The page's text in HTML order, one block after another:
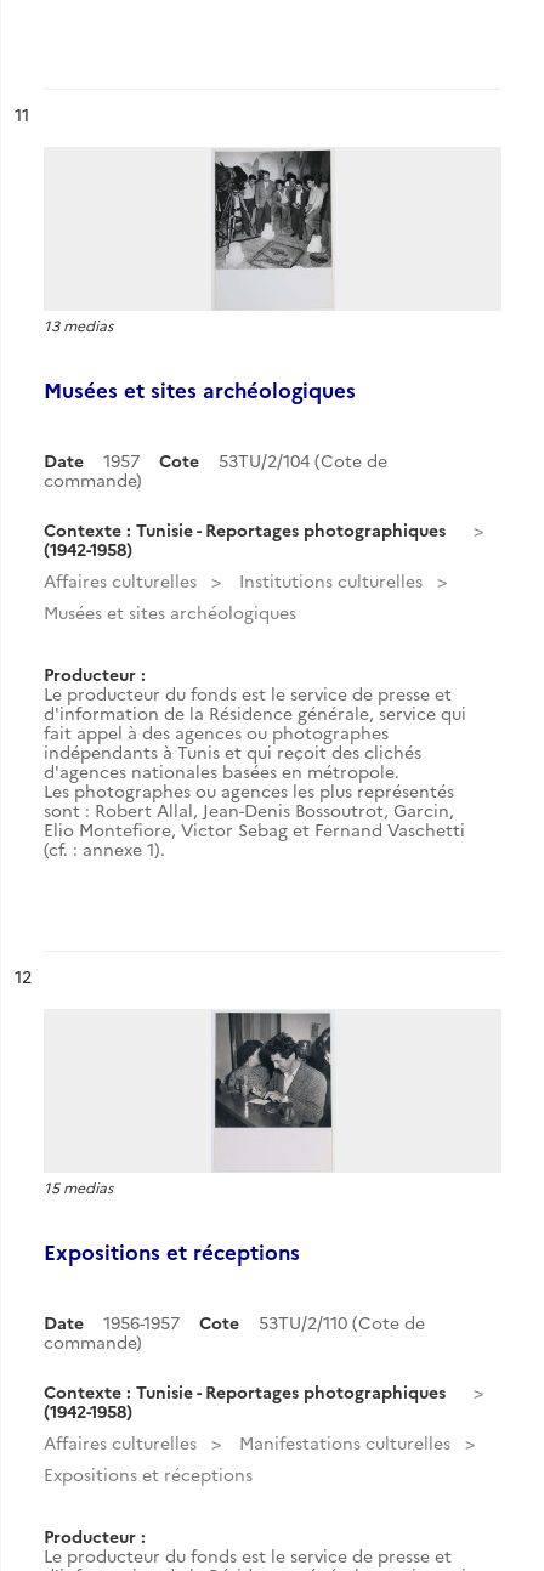
n°
11
13 medias
Musées et sites archéologiques
Date 1957 Cote
53TU/2/104 (Cote de
commande)
Contexte : Tunisie - Reportages photographiques
(1942-1958)
Affaires culturelles
Institutions culturelles
Musées et sites archéologiques
Producteur :
Le producteur du fonds est le service de presse et
d'information de la Résidence générale, service qui
fait appel à des agences ou photographes
indépendants à Tunis et qui reçoit des clichés
d'agences nationales basées en métropole.
Les photographes ou agences les plus représentés
sont : Robert Allal, Jean-Denis Bossoutrot, Garcin,
Elio Montefiore, Victor Sebag et Fernand Vaschetti
(cf. : annexe 1).
n°
12
15 medias
Expositions et réceptions
Date 1956-1957 Cote
53TU/2/110 (Cote de
commande)
Contexte : Tunisie - Reportages photographiques
(1942-1958)
Affaires culturelles
Manifestations culturelles
Expositions et réceptions
Producteur :
Le producteur du fonds est le service de presse et